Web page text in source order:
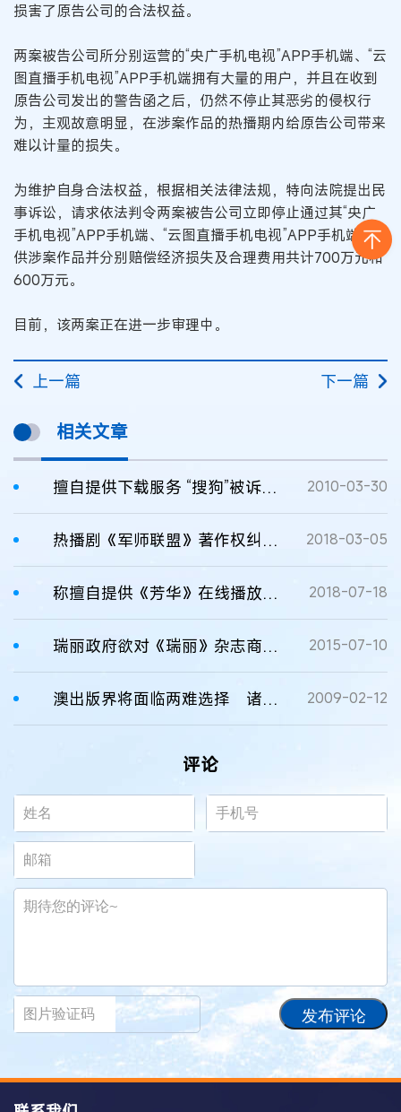
损害了原告公司的合法权益。
两案被告公司所分别运营的“央广手机电视”APP手机端、“云
图直播手机电视”APP手机端拥有大量的用户，并且在收到
原告公司发出的警告函之后，仍然不停止其恶劣的侵权行
为，主观故意明显，在涉案作品的热播期内给原告公司带来
难以计量的损失。
为维护自身合法权益，根据相关法律法规，特向法院提出民
事诉讼，请求依法判令两案被告公司立即停止通过其“央广
手机电视”APP手机端、“云图直播手机电视”APP手机端提
供涉案作品并分别赔偿经济损失及合理费用共计700万元和
600万元。
目前，该两案正在进一步审理中。
上一篇 下一篇
相关文章
擅自提供下载服务 “搜狗”被诉侵权 2010-03-30
热播剧《军师联盟》著作权纠纷案在青岛开庭：原告索赔3500万元 2018-03-05
称擅自提供《芳华》在线播放服务，爱奇艺起诉索赔200万 2018-07-18
瑞丽政府欲对《瑞丽》杂志商标注册采取维权行动 2015-07-10
澳出版界将面临两难选择 诸多作家采取维权行动 2009-02-12
评论
发布评论